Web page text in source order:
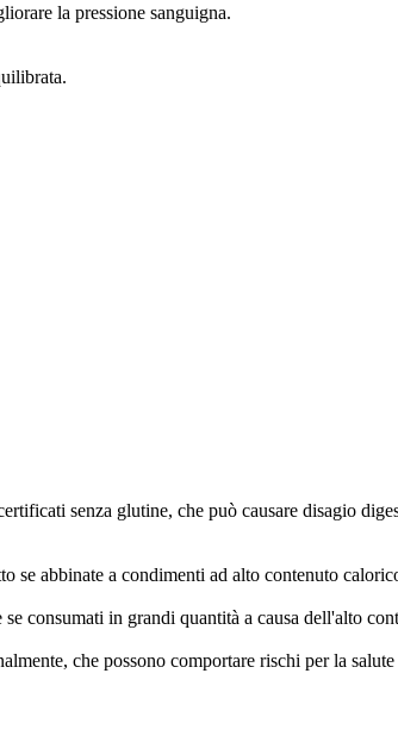
la pressione sanguigna.
senza glutine, che può causare disagio
se abbinate a condimenti ad alto contenuto
consumati in grandi quantità a causa dell'alto
che possono comportare rischi per la